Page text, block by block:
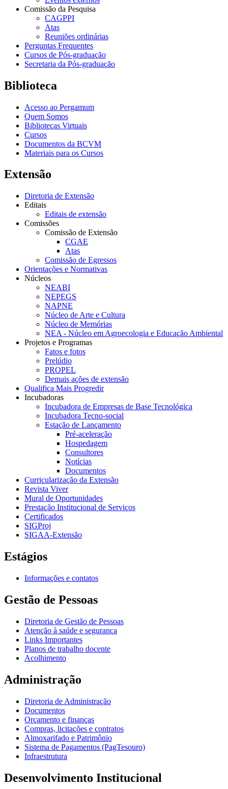
Comissão da Pesquisa
CAGPPI
Atas
Reuniões ordinárias
Perguntas Frequentes
Cursos de Pós-graduação
Secretaria da Pós-graduação
Biblioteca
Acesso ao Pergamum
Quem Somos
Bibliotecas Virtuais
Cursos
Documentos da BCVM
Materiais para os Cursos
Extensão
Diretoria de Extensão
Editais
Editais de extensão
Comissões
Comissão de Extensão
CGAE
Atas
Comissão de Egressos
Orientações e Normativas
Núcleos
NEABI
NEPEGS
NAPNE
Núcleo de Arte e Cultura
Núcleo de Memórias
NEA - Núcleo em Agroecologia e Educação Ambiental
Projetos e Programas
Fatos e fotos
Prelúdio
PROPEL
Demais ações de extensão
Qualifica Mais Progredir
Incubadoras
Incubadora de Empresas de Base Tecnológica
Incubadora Tecno-social
Estação de Lançamento
Pré-aceleração
Hospedagem
Consultores
Notícias
Documentos
Curricularização da Extensão
Revista Viver
Mural de Oportunidades
Prestação Institucional de Serviços
Certificados
SIGProj
SIGAA-Extensão
Estágios
Informações e contatos
Gestão de Pessoas
Diretoria de Gestão de Pessoas
Atenção à saúde e segurança
Links Importantes
Planos de trabalho docente
Acolhimento
Administração
Diretoria de Administração
Documentos
Orçamento e finanças
Compras, licitações e contratos
Almoxarifado e Patrimônio
Sistema de Pagamentos (PagTesouro)
Infraestrutura
Desenvolvimento Institucional